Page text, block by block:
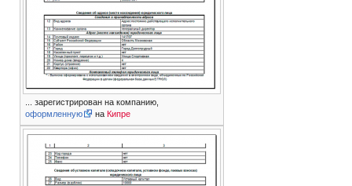
... зарегистрирован на компанию,
оформленную
на Кипре